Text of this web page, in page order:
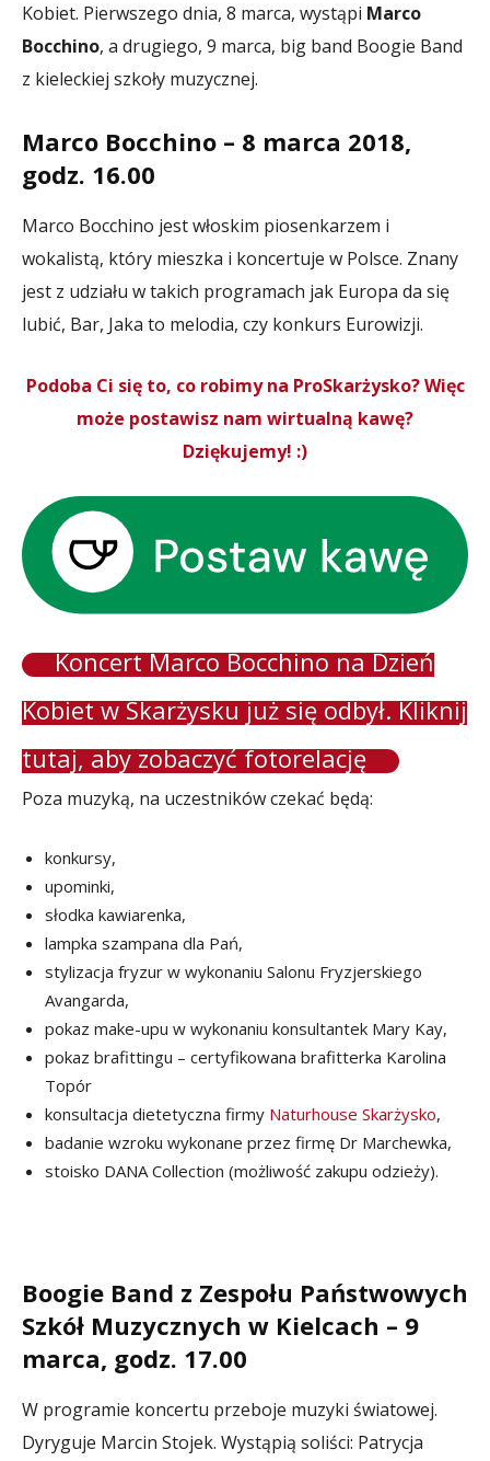
Kobiet. Pierwszego dnia, 8 marca, wystąpi Marco
Bocchino, a drugiego, 9 marca, big band Boogie Band
z kieleckiej szkoły muzycznej.
Marco Bocchino – 8 marca 2018,
godz. 16.00
Marco Bocchino jest włoskim piosenkarzem i
wokalistą, który mieszka i koncertuje w Polsce. Znany
jest z udziału w takich programach jak Europa da się
lubić, Bar, Jaka to melodia, czy konkurs Eurowizji.
Podoba Ci się to, co robimy na ProSkarżysko? Więc
może postawisz nam wirtualną kawę?
Dziękujemy! :)
Koncert Marco Bocchino na Dzień
Kobiet w Skarżysku już się odbył. Kliknij
tutaj, aby zobaczyć fotorelację
Poza muzyką, na uczestników czekać będą:
konkursy,
upominki,
słodka kawiarenka,
lampka szampana dla Pań,
stylizacja fryzur w wykonaniu Salonu Fryzjerskiego
Avangarda,
pokaz make-upu w wykonaniu konsultantek Mary Kay,
pokaz brafittingu – certyfikowana brafitterka Karolina
Topór
konsultacja dietetyczna firmy Naturhouse Skarżysko,
badanie wzroku wykonane przez firmę Dr Marchewka,
stoisko DANA Collection (możliwość zakupu odzieży).
Boogie Band z Zespołu Państwowych
Szkół Muzycznych w Kielcach – 9
marca, godz. 17.00
W programie koncertu przeboje muzyki światowej.
Dyryguje Marcin Stojek. Wystąpią soliści: Patrycja